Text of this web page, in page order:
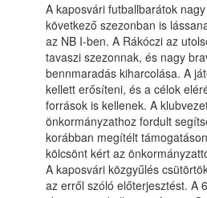
A kaposvári futballbarátok
következő szezonban is
az NB I-ben. A Rákóczi az
tavaszi szezonnak, és nagy
bennmaradás kiharcolása. A
kellett erősíteni, és a célok
források is kellenek. A
önkormányzathoz fordult
korábban megítélt
kölcsönt kért az
A kaposvári közgyűlés
az erről szóló előterjesztést. A